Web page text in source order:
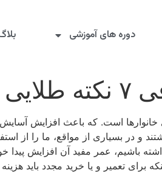
دوره های آموزشی
است. که باعث افزایش
در بسیاری از مواقع، ما را از
باشیم، عمر مفید آن افزایش
برای تعمیر و یا خرید مجدد باید